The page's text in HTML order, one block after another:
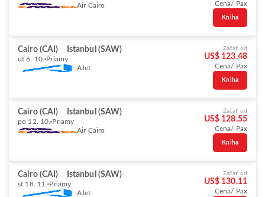
Air Cairo
Cena/ Pax
Kniha
Cairo (CAI) Istanbul (SAW)
ut 6. 10. Priamy
AJet
Začať od
US$ 123.48
Cena/ Pax
Kniha
Cairo (CAI) Istanbul (SAW)
po 12. 10. Priamy
Air Cairo
Začať od
US$ 128.55
Cena/ Pax
Kniha
Cairo (CAI) Istanbul (SAW)
st 18. 11. Priamy
AJet
Začať od
US$ 130.11
Cena/ Pax